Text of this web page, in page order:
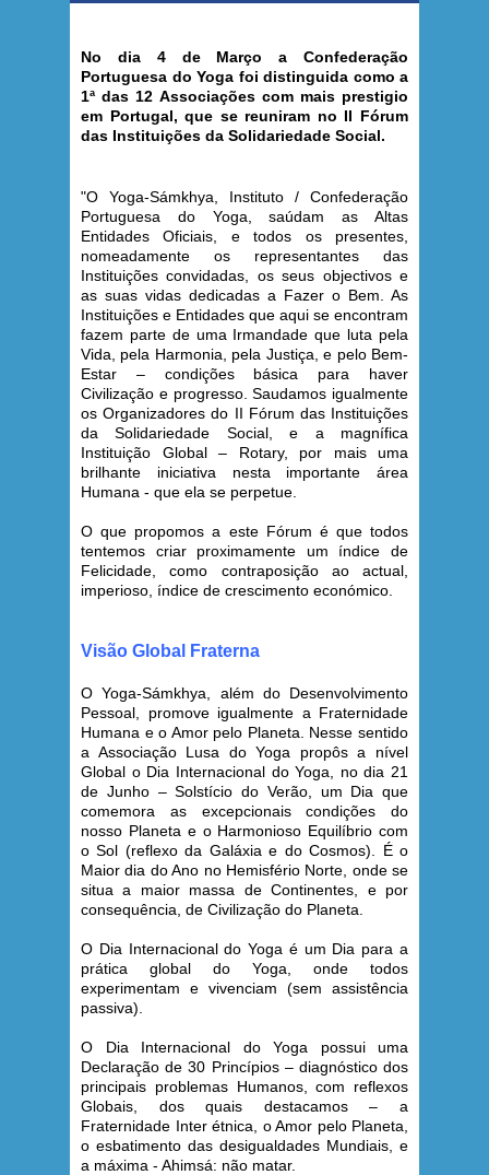
No dia 4 de Março a Confederação
Portuguesa do Yoga foi distinguida como a
1ª das 12 Associações com mais prestigio
em Portugal, que se reuniram no II Fórum
das Instituições da Solidariedade Social.
"O Yoga-Sámkhya, Instituto / Confederação
Portuguesa do Yoga, saúdam as Altas
Entidades Oficiais, e todos os presentes,
nomeadamente os representantes das
Instituições convidadas, os seus objectivos e
as suas vidas dedicadas a Fazer o Bem. As
Instituições e Entidades que aqui se encontram
fazem parte de uma Irmandade que luta pela
Vida, pela Harmonia, pela Justiça, e pelo Bem-
Estar – condições básica para haver
Civilização e progresso. Saudamos igualmente
os Organizadores do II Fórum das Instituições
da Solidariedade Social, e a magnífica
Instituição Global – Rotary, por mais uma
brilhante iniciativa nesta importante área
Humana - que ela se perpetue.
O que propomos a este Fórum é que todos
tentemos criar proximamente um índice de
Felicidade, como contraposição ao actual,
imperioso, índice de crescimento económico.
Visão Global Fraterna
O Yoga-Sámkhya, além do Desenvolvimento
Pessoal, promove igualmente a Fraternidade
Humana e o Amor pelo Planeta. Nesse sentido
a Associação Lusa do Yoga propôs a nível
Global o Dia Internacional do Yoga, no dia 21
de Junho – Solstício do Verão, um Dia que
comemora as excepcionais condições do
nosso Planeta e o Harmonioso Equilíbrio com
o Sol (reflexo da Galáxia e do Cosmos). É o
Maior dia do Ano no Hemisfério Norte, onde se
situa a maior massa de Continentes, e por
consequência, de Civilização do Planeta.
O Dia Internacionaldo Yoga é um Dia para a
prática global do Yoga, onde todos
experimentam e vivenciam (sem assistência
passiva).
O Dia Internacional do Yoga possui uma
Declaração de 30 Princípios – diagnóstico dos
principais problemas Humanos, com reflexos
Globais, dos quais destacamos – a
Fraternidade Inter étnica, o Amor pelo Planeta,
o esbatimento das desigualdades Mundiais, e
a máxima - Ahimsá: não matar.